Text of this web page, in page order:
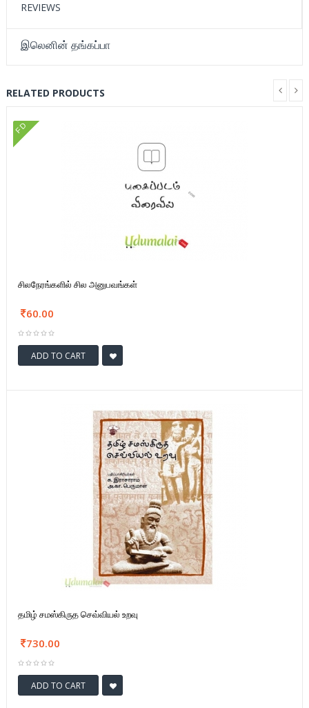
REVIEWS
இலெனின் தங்கப்பா
RELATED PRODUCTS
FD
சிலநேரங்களில் சில அனுபவங்கள்
60.00
ADD TO CART
தமிழ் சமஸ்கிருத செவ்வியல் உறவு
730.00
ADD TO CART